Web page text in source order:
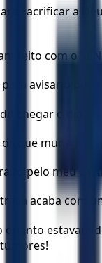
sacrificar a
feito com o
para avisar o
chegar o dia
os que mudam
pelo meu
acaba com
quanto